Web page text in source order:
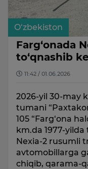
O‘zbekiston
Farg‘onada
to‘qnashib
11:42 / 01.06.2026
2026-yil 30-may
tumani
105 “Farg‘ona
km.da 1977-yilda
Nexia-2 rusumli
avtomobillarga
chiqib, qarama-